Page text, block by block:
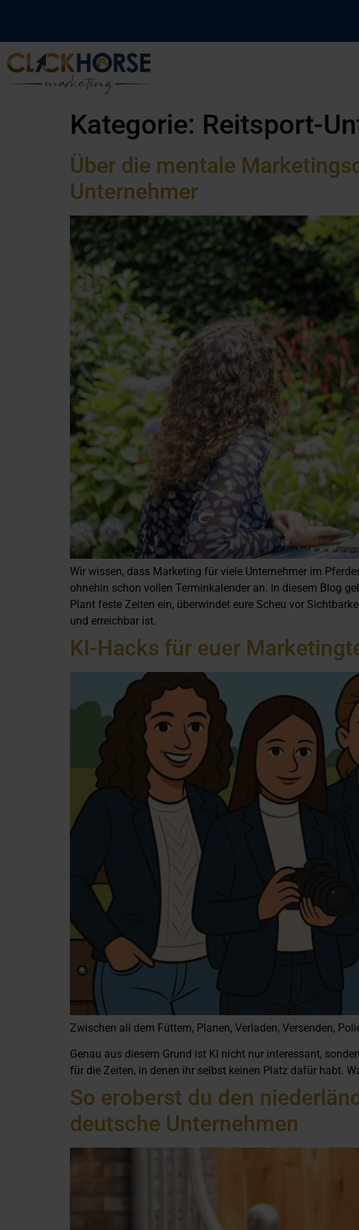
Kategorie: Reitsport-
Über die mentale
Unternehmer
Wir wissen, dass Marketing für viele Unternehmer im
ohnehin schon vollen Terminkalender an. In diesem Blog
Plant feste Zeiten ein, überwindet eure Scheu vor
und erreichbar ist.
KI-Hacks für euer
Zwischen all dem Füttern, Planen, Verladen, Versenden,
Genau aus diesem Grund ist KI nicht nur interessant,
für die Zeiten, in denen ihr selbst keinen Platz dafür habt.
So eroberst du den
deutsche Unternehmen